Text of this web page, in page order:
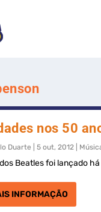
nos 50
Duarte |5 out, 2012
Beatles foi lançado
INFORMAÇÃO